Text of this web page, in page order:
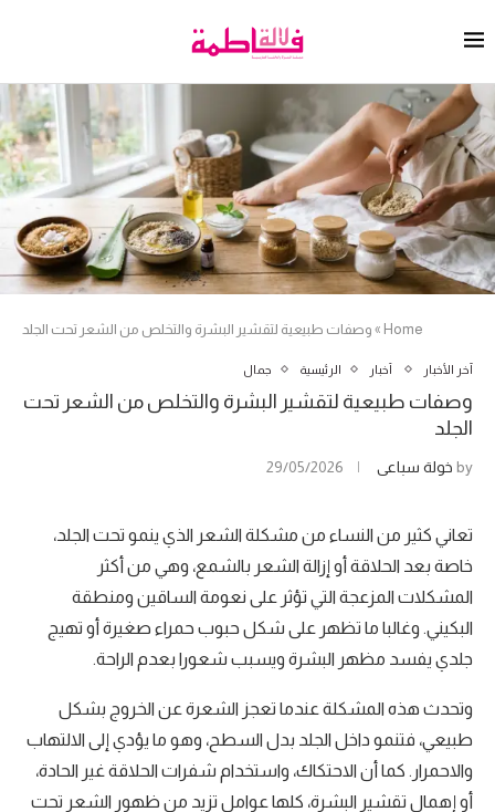
Home
» وصفات طبيعية لتقشير البشرة والتخلص من الشعر تحت الجلد
آخر الأخبار أخبار الرئيسية جمال
وصفات طبيعية لتقشير البشرة والتخلص من الشعر تحت
الجلد
by خولة سباعي 29/05/2026
تعاني كثير من النساء من مشكلة الشعر الذي ينمو تحت الجلد،
خاصة بعد الحلاقة أو إزالة الشعر بالشمع، وهي من أكثر
المشكلات المزعجة التي تؤثر على نعومة الساقين ومنطقة
البكيني. وغالبا ما تظهر على شكل حبوب حمراء صغيرة أو تهيج
جلدي يفسد مظهر البشرة ويسبب شعورا بعدم الراحة.
وتحدث هذه المشكلة عندما تعجز الشعرة عن الخروج بشكل
طبيعي، فتنمو داخل الجلد بدل السطح، وهو ما يؤدي إلى الالتهاب
والاحمرار. كما أن الاحتكاك، واستخدام شفرات الحلاقة غير الحادة،
أو إهمال تقشير البشرة، كلها عوامل تزيد من ظهور الشعر تحت